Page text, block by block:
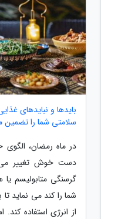
بایدها و نبایدهای
سلامتی شما را تضمین
در ماه رمضان،
دست خوش تغییر
گرسنگی متابولیسم
شما را کند می نماید
از انرژی استفاده